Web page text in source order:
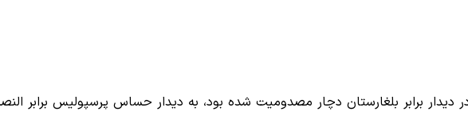
دیدار برابر بلغارستان دچار مصدومیت شده بود، به دیدار حساس پرسپولیس برابر